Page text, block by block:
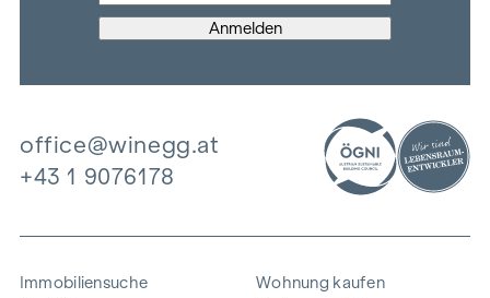
office@winegg.at
+43 1 9076178
Immobiliensuche
Wohnung kaufen